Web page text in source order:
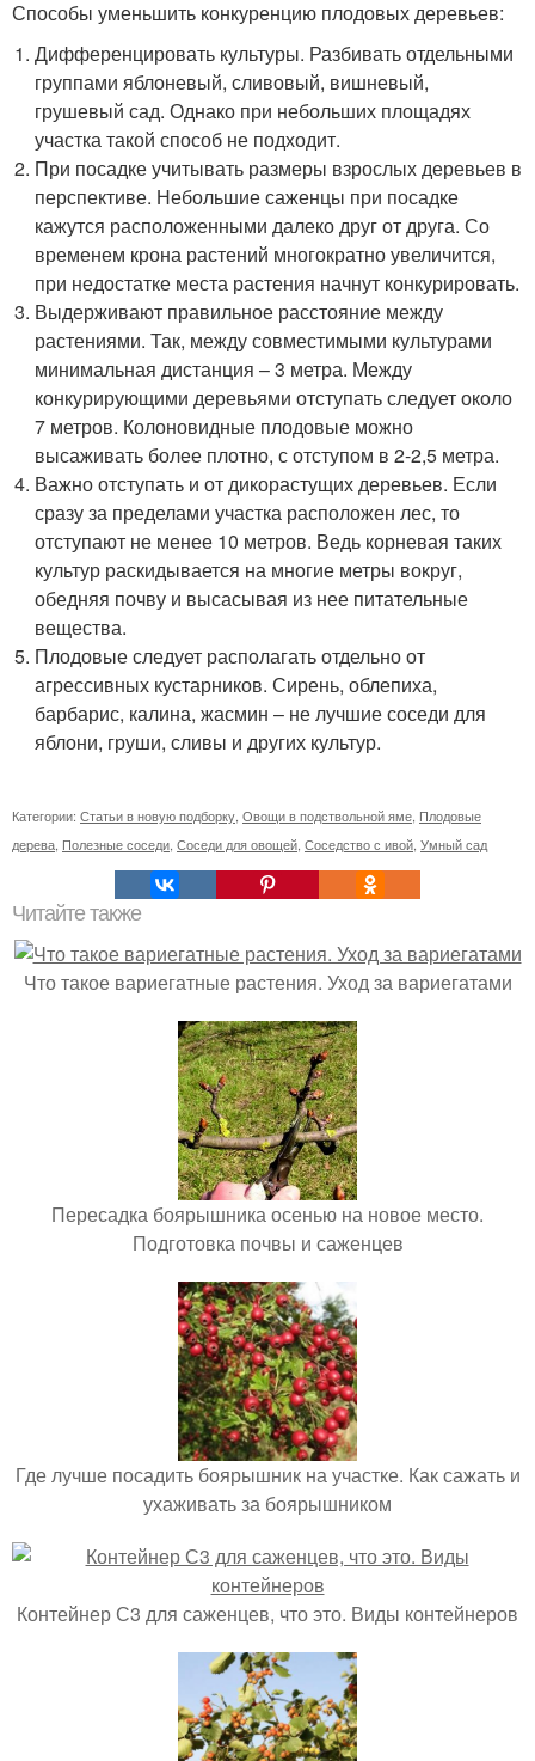
Способы уменьшить конкуренцию плодовых деревьев:
Дифференцировать культуры. Разбивать отдельными
группами яблоневый, сливовый, вишневый,
грушевый сад. Однако при небольших площадях
участка такой способ не подходит.
При посадке учитывать размеры взрослых деревьев в
перспективе. Небольшие саженцы при посадке
кажутся расположенными далеко друг от друга. Со
временем крона растений многократно увеличится,
при недостатке места растения начнут конкурировать.
Выдерживают правильное расстояние между
растениями. Так, между совместимыми культурами
минимальная дистанция – 3 метра. Между
конкурирующими деревьями отступать следует около
7 метров. Колоновидные плодовые можно
высаживать более плотно, с отступом в 2-2,5 метра.
Важно отступать и от дикорастущих деревьев. Если
сразу за пределами участка расположен лес, то
отступают не менее 10 метров. Ведь корневая таких
культур раскидывается на многие метры вокруг,
обедняя почву и высасывая из нее питательные
вещества.
Плодовые следует располагать отдельно от
агрессивных кустарников. Сирень, облепиха,
барбарис, калина, жасмин – не лучшие соседи для
яблони, груши, сливы и других культур.
Категории: Статьи в новую подборку Овощи в подствольной яме Плодовые
дерева Полезные соседи Соседи для овощей Соседство с ивой Умный сад
Читайте также
Что такое вариегатные растения. Уход за вариегатами
Пересадка боярышника осенью на новое место.
Подготовка почвы и саженцев
Где лучше посадить боярышник на участке. Как сажать и
ухаживать за боярышником
Контейнер С3 для саженцев, что это. Виды контейнеров